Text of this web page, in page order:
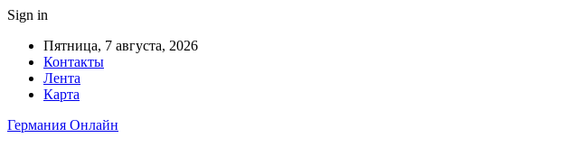
Sign in
Пятница, 7 августа, 2026
Контакты
Лента
Карта
Германия Онлайн